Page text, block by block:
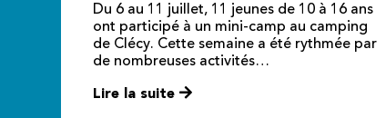
Du 6 au 11 juillet, 11 jeunes de 10 à 16 ans
ont participé à un mini-camp au camping
de Clécy. Cette semaine a été rythmée par
de nombreuses activités…
Lire la suite